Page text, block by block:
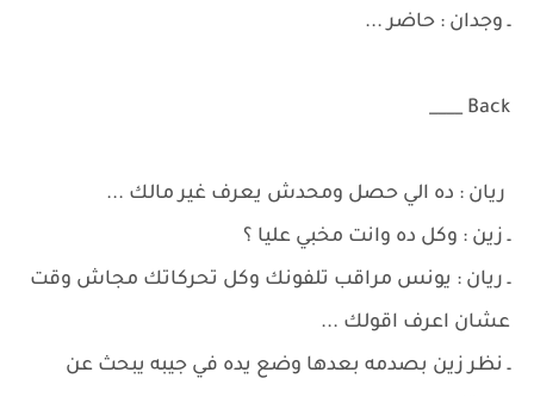
ـ وجدان : حاضر ...
Back ____
ريان : ده الي حصل ومحدش يعرف غير مالك ...
ـ زين : وكل ده وانت مخبي عليا ؟
ـ ريان : يونس مراقب تلفونك وكل تحركاتك مجاش وقت
عشان اعرف اقولك ...
ـ نظر زين بصدمه بعدها وضع يده في جيبه يبحث عن